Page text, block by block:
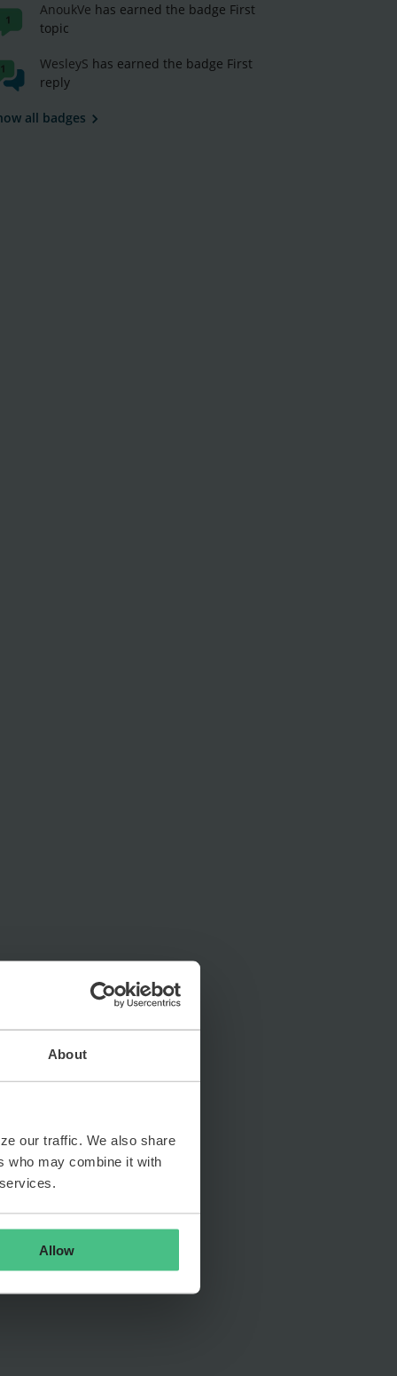
About
our traffic. We also share
who may combine it with
Allow
AnoukVe has earned the badge First
topic
WesleyS has earned the badge First
reply
all badges